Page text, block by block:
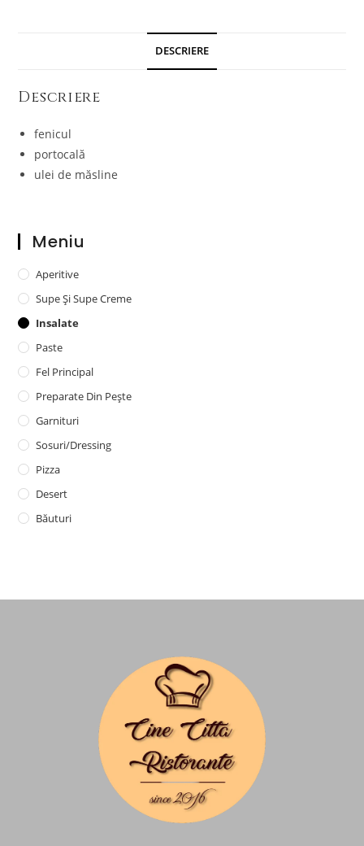
DESCRIERE
Descriere
fenicul
portocală
ulei de măsline
Meniu
Aperitive
Supe Și Supe Creme
Insalate
Paste
Fel Principal
Preparate Din Pește
Garnituri
Sosuri/dressing
Pizza
Desert
Băuturi